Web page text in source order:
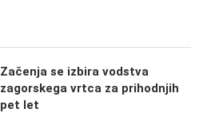
Začenja se izbira vodstva
zagorskega vrtca za prihodnjih
pet let